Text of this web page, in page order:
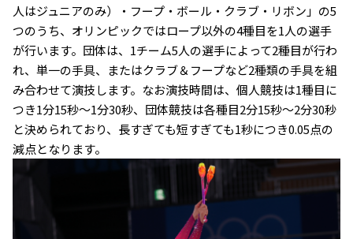
人はジュニアのみ）・フープ・ボール・クラブ・リボン」の5
つのうち、オリンピックではロープ以外の4種目を1人の選手
が行います。団体は、1チーム5人の選手によって2種目が行わ
れ、単一の手具、またはクラブ＆フープなど2種類の手具を組
み合わせて演技します。なお演技時間は、個人競技は1種目に
つき1分15秒〜1分30秒、団体競技は各種目2分15秒〜2分30秒
と決められており、長すぎても短すぎても1秒につき0.05点の
減点となります。